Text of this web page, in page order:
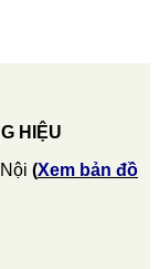
HIỆU
(Xem bản đồ